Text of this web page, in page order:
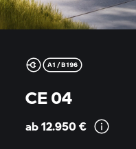
CE 04
ab 12.950€